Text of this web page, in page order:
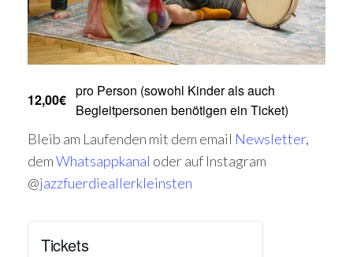
12,00€
pro Person (sowohl Kinder als auch
Begleitpersonen benötigen ein Ticket)
Bleib am Laufenden mit dem email Newsletter,
demWhatsappkanal oder auf Instagram
@jazzfuerdieallerkleinsten
Tickets